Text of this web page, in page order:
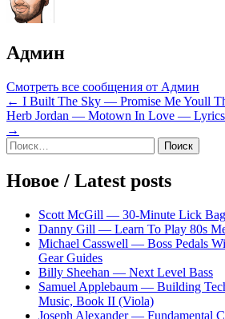
Админ
Смотреть все сообщения от Админ
Навигация
по
записям
← I Built The Sky — Promise Me Youll
Herb Jordan — Motown In Love — Lyrics
→
Sidebar
Найти:
Новое / Latest posts
Scott McGill — 30-Minute Lick
Danny Gill — Learn To Play 80s
Michael Casswell — Boss Pedals
Gear Guides
Billy Sheehan — Next Level Bass
Samuel Applebaum — Building
Music, Book II (Viola)
Joseph Alexander — Fundamental